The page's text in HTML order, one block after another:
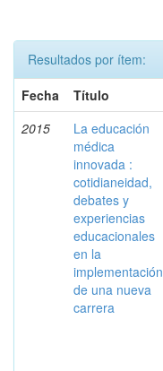
Resultados por ítem:
Fecha
Título
2015
La educación
médica
innovada :
cotidianeidad,
debates y
experiencias
educacionales
en la
implementación
de una nueva
carrera